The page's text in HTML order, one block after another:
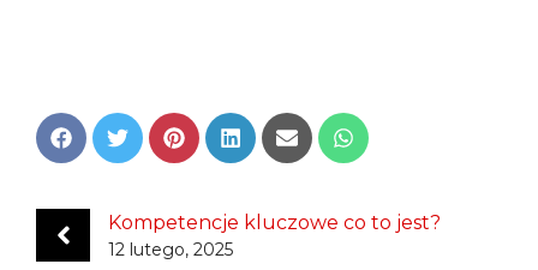
Share
on
Share
on
Share
on
Share
on
Share
on
Share
on
Kompetencje kluczowe co to jest?
12 lutego, 2025